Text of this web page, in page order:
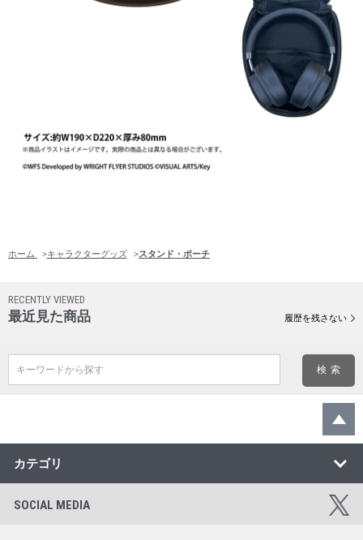
ホーム >キャラクターグッズ >スタンド・ポーチ
RECENTLY VIEWED
最近見た商品 履歴を残さない
キーワードから探す
カテゴリ
SOCIAL MEDIA